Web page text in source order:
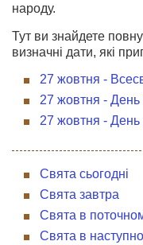
народу.
Тут ви знайдете
визначні дати, які
27 жовтня -
27 жовтня - День
27 жовтня - День
Свята сьогодні
Свята завтра
Свята в
Свята в